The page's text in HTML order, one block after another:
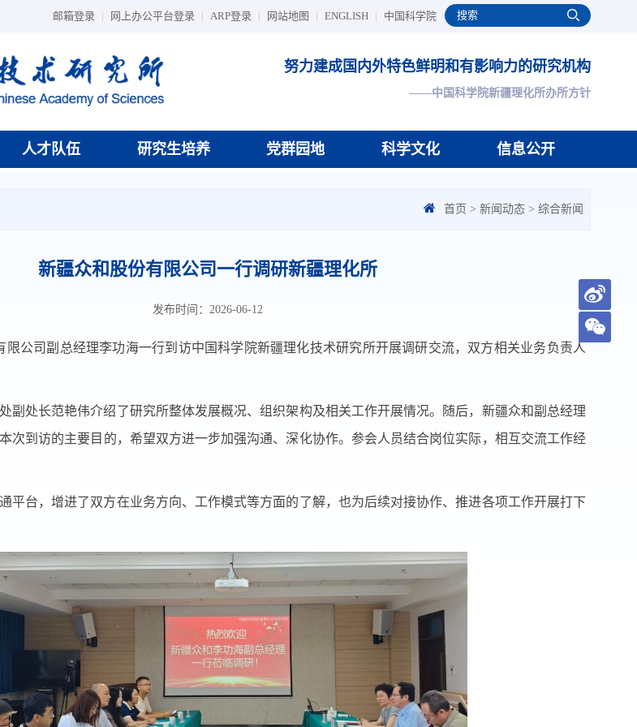
邮箱登录 | 网上办公平台登录 | ARP登录 | 网站地图 | ENGLISH | 中国科学院
努力建成国内外特色鲜明和有影响力的研究机构
——中国科学院新疆理化所办所方针
人才队伍 研究生培养 党群园地 科学文化 信息公开
首页 > 新闻动态 > 综合新闻
新疆众和股份有限公司一行调研新疆理化所
发布时间：2026-06-12
限公司副总经理李功海一行到访中国科学院新疆理化技术研究所开展调研交流，双方相关业务负责人
副处长范艳伟介绍了研究所整体发展概况、组织架构及相关工作开展情况。随后，新疆众和副总经理
次到访的主要目的，希望双方进一步加强沟通、深化协作。参会人员结合岗位实际，相互交流工作经
平台，增进了双方在业务方向、工作模式等方面的了解，也为后续对接协作、推进各项工作开展打下